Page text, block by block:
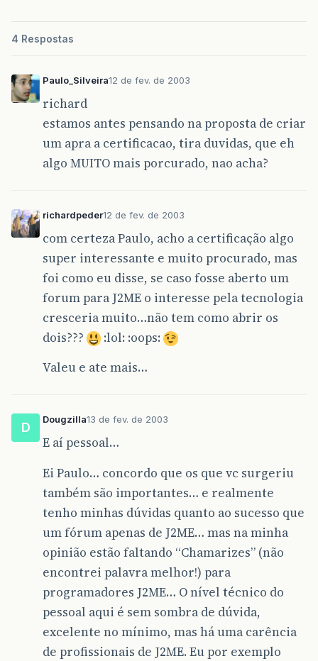
4 Respostas
Paulo_Silveira12 de fev. de 2003
richard
estamos antes pensando na proposta de criar
um apra a certificacao, tira duvidas, que eh
algo MUITO mais porcurado, nao acha?
richardpeder12 de fev. de 2003
com certeza Paulo, acho a certificação algo
super interessante e muito procurado, mas
foi como eu disse, se caso fosse aberto um
forum para J2ME o interesse pela tecnologia
cresceria muito…não tem como abrir os
dois???
:lol: :oops:
Valeu e ate mais…
D
Dougzilla13 de fev. de 2003
E aí pessoal…
Ei Paulo… concordo que os que vc surgeriu
também são importantes… e realmente
tenho minhas dúvidas quanto ao sucesso que
um fórum apenas de J2ME… mas na minha
opinião estão faltando “Chamarizes” (não
encontrei palavra melhor!) para
programadores J2ME… O nível técnico do
pessoal aqui é sem sombra de dúvida,
excelente no mínimo, mas há uma carência
de profissionais de J2ME. Eu por exemplo